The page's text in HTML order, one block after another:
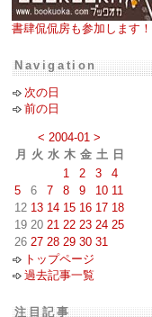
書肆侃侃房も参加します！
Navigation
次の日
前の日
< 2004-01 >
月
火 水 木 金 土 日
1
2 3
4
5
6 7 8 9 10 11
12 13 14 15 16 17 18
19 20 21 22 23 24 25
26 27 28 29 30 31
トップページ
過去記事一覧
注目記事